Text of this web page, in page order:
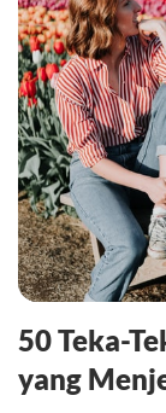
50 Teka-
yang